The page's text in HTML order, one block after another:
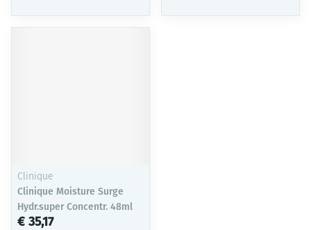
Clinique
Clinique Moisture Surge
Hydr.super Concentr. 48ml
€ 35,17